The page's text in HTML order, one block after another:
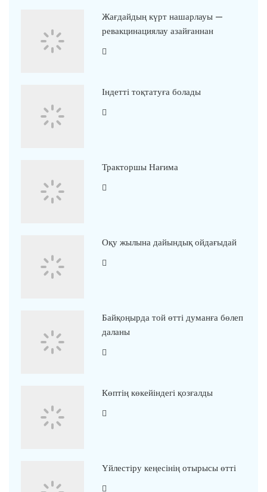
Жағдайдың күрт нашарлауы —
ревакцинациялау азайғаннан
Індетті тоқтатуға болады
Тракторшы Нағима
Оқу жылына дайындық ойдағыдай
Байқоңырда той өтті думанға бөлеп
даланы
Көптің көкейіндегі қозғалды
Үйлестіру кеңесінің отырысы өтті